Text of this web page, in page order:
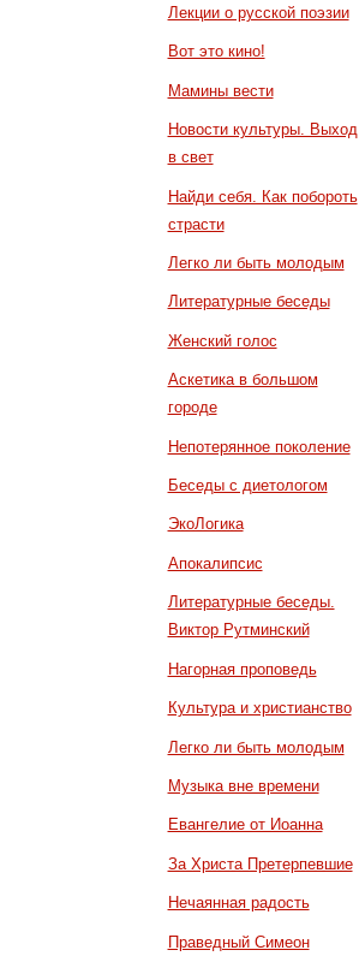
Лекции о русской поэзии
Вот это кино!
Мамины вести
Новости культуры. Выход
в свет
Найди себя. Как побороть
страсти
Легко ли быть молодым
Литературные беседы
Женский голос
Аскетика в большом
городе
Непотерянное поколение
Беседы с диетологом
ЭкоЛогика
Апокалипсис
Литературные беседы.
Виктор Рутминский
Нагорная проповедь
Культура и христианство
Легко ли быть молодым
Музыка вне времени
Евангелие от Иоанна
За Христа Претерпевшие
Нечаянная радость
Праведный Симеон